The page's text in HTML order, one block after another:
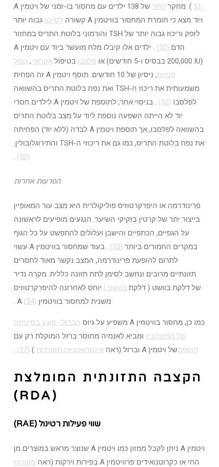
-51 ). מחקר חתך
של 138 ילדים עם מחסור בו-זמני של ויטמין A
ויוד מצא כי חומרת המחסור בוויטמין A קשורה
לסיכון גבוה יותר
לזפק וריכוז גבוה יותר של TSH והורמוני בלוטת התריס במחזור
הדם (50)
. ילדים אלו קיבלו מלח מועשר ביוד עם ויטמין A
(200,000 IU בבסיס ו-5 חודשים) או
פלצבו בטיפול אקראי , כפול
סמיות
, ניסיון של 10 חודשים. תוסף ויטמין A זה הפחית
משמעותית את ריכוז ה-TSH ואת נפח בלוטת התריס בהשוואה
לפלסבו (50)
. בניסוי אחר, לתוספת של ויטמין A לילדים חסרי
יוד לא הייתה השפעה נוספת ליוד על מצב בלוטת התריס
בהשוואה לפלסבו, אך תוספת ויטמין A לבדה (ללא יוד) הפחיתה
את נפח בלוטת התריס, כמו גם את ריכוזי ה-TSH והתירוגלובולין.
(52)
.
הפרעות אחרות
פרינודרמה או היפרקרטוזיס פוליקולרית היא מצב עור המאופיין
בייצור יתר של קרטין בזקיקי השיער. הנגעים מופיעים לראשונה
על הגפיים, הכתפיים והישבן ועלולים להתפשט על כל הגוף
במקרים החמורים ביותר (53)
. בעוד שמחסור בוויטמין A עשוי
לתרום להופעת פרינודרמה, המצב נקשר מאוד לחסרים
תזונתיים מרובים ונחשב לסימן לתת תזונה כללית. מקרה נדיר
של דלקת בוושט ( דלקת בוושט ) יוחס לאחרונה להיפרקרטוזיס
משנית למחסור בוויטמין A (54)
.
כמו כן, מחסור בוויטמין A משפיע על גיוס הברזל , פוגע בסינתזה
של המוגלובין ומביא לאנמיה מחוסר ברזל המוקלת רק עם
תוספתשל ויטמין A וברזל (ראה אינטראקציות תזונתיות )
(27)
.
הקצבה התזונתית המומלצת
(RDA)
שווי פעילות רטינול (RAE)
ויטמין A ניתן לקבל ממזון כמו ויטמין A שנוצר מראש במוצרים מן
החי או כקרוטנואידים פרוויטמין A בפירות וירקות (ראה
מקורות